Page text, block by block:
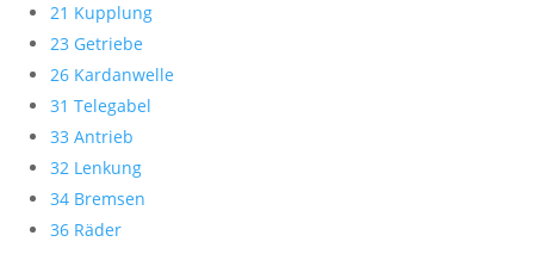
21 Kupplung
23 Getriebe
26 Kardanwelle
31 Telegabel
33 Antrieb
32 Lenkung
34 Bremsen
36 Räder